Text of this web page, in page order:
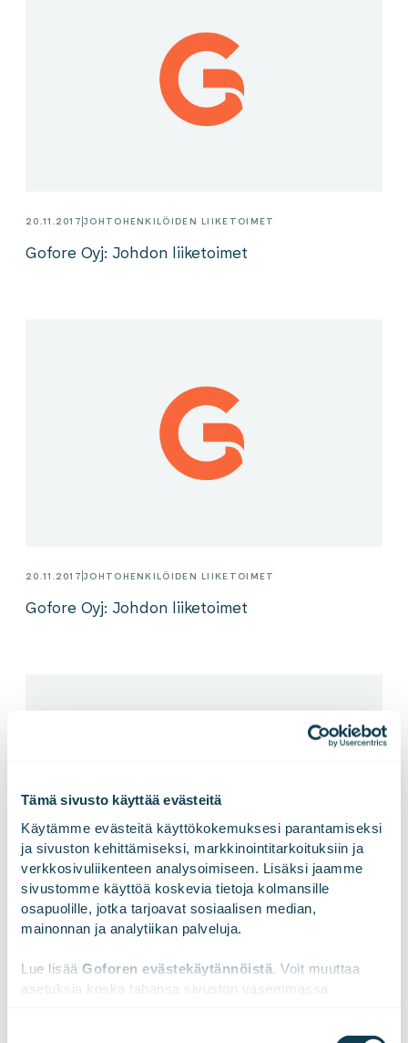
Tämä sivusto käyttää evästeitä
Käytämme evästeitä käyttökokemuksesi parantamiseksi
ja sivuston kehittämiseksi, markkinointitarkoituksiin ja
verkkosivuliikenteen analysoimiseen. Lisäksi jaamme
sivustomme käyttöä koskevia tietoja kolmansille
osapuolille, jotka tarjoavat sosiaalisen median,
mainonnan ja analytiikan palveluja.
Lue lisää Goforen evästekäytännöistä . Voit muuttaa
asetuksia koska tahansa sivuston vasemmassa
20.11.2017 JOHTOHENKILÖIDEN LIIKETOIMET
Gofore Oyj: Johdon liiketoimet
20.11.2017 JOHTOHENKILÖIDEN LIIKETOIMET
Gofore Oyj: Johdon liiketoimet
20.11.2017JOHTOHENKILÖIDEN LIIKETOIMET
Gofore Oyj: Johdon liiketoimet